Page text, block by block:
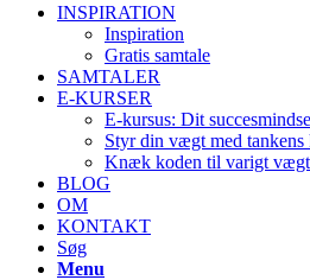
INSPIRATION
Inspiration
Gratis samtale
SAMTALER
E-KURSER
E-kursus: Dit
Styr din vægt med tankens
Knæk koden til varigt
BLOG
OM
KONTAKT
Søg
Menu